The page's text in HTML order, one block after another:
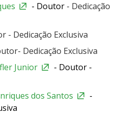
- Doutor - Dedicação
- Dedicação Exclusiva
Dedicação Exclusiva
Junior
- Doutor -
dos Santos
-